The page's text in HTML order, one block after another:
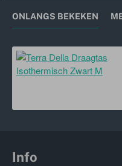
ONLANGS BEKEKEN
Info